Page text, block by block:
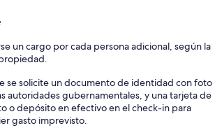
un cargo por cada persona adicional, según la
se solicite un documento de identidad con foto
autoridades gubernamentales, y una tarjeta de
o depósito en efectivo en el check-in para
gasto imprevisto.